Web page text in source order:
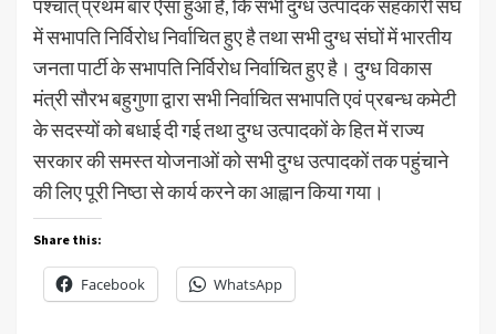
पश्चात् प्रथम बार ऐसा हुआ है, कि सभी दुग्ध उत्पादक सहकारी संघ
में सभापति निर्विरोध निर्वाचित हुए है तथा सभी दुग्ध संघों में भारतीय
जनता पार्टी के सभापति निर्विरोध निर्वाचित हुए है। दुग्ध विकास
मंत्री सौरभ बहुगुणा द्वारा सभी निर्वाचित सभापति एवं प्रबन्ध कमेटी
के सदस्यों को बधाई दी गई तथा दुग्ध उत्पादकों के हित में राज्य
सरकार की समस्त योजनाओं को सभी दुग्ध उत्पादकों तक पहुंचाने
की लिए पूरी निष्ठा से कार्य करने का आह्वान किया गया।
Share this:
Facebook WhatsApp